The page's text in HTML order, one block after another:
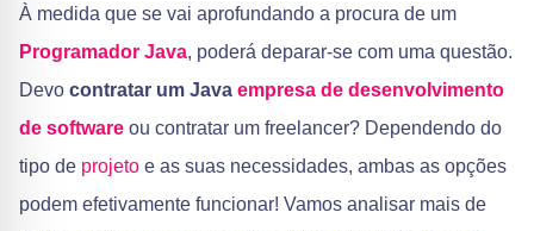
À medida que se vai aprofundando a procura de um
Programador Java, poderá deparar-se com uma questão.
Devo contratar um Java empresa de desenvolvimento
de software ou contratar um freelancer? Dependendo do
tipo de projeto e as suas necessidades, ambas as opções
podem efetivamente funcionar! Vamos analisar mais de